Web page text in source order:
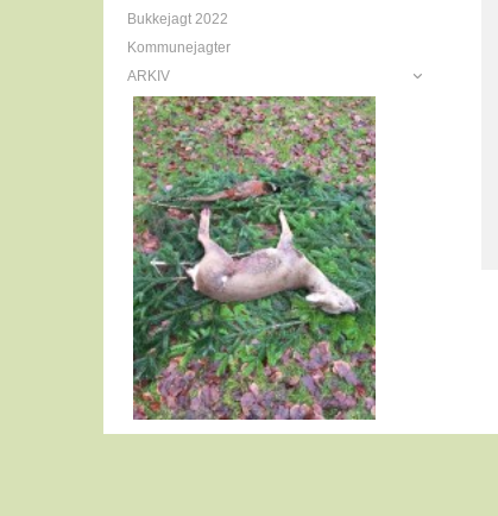
Bukkejagt 2022
Kommunejagter
ARKIV
Jagter 2015
Bøgstedjagt
Jagter 2016
DJ - Video
Kommunejagter 2016
Jagter 2017
Kommunejagter 2017
Kommunejagter 2018
Fællesjagt 10. oktober 2015
Fællesjagt 7. november 2015
Fællesjagt 21. november
Fællesjagt 5. december 2015